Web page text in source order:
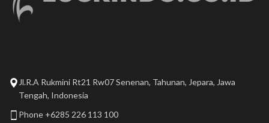
Jl.R.A Rukmini Rt21 Rw07 Senenan, Tahunan, Jepara, Jawa
Tengah, Indonesia
Phone +6285 226 113 100